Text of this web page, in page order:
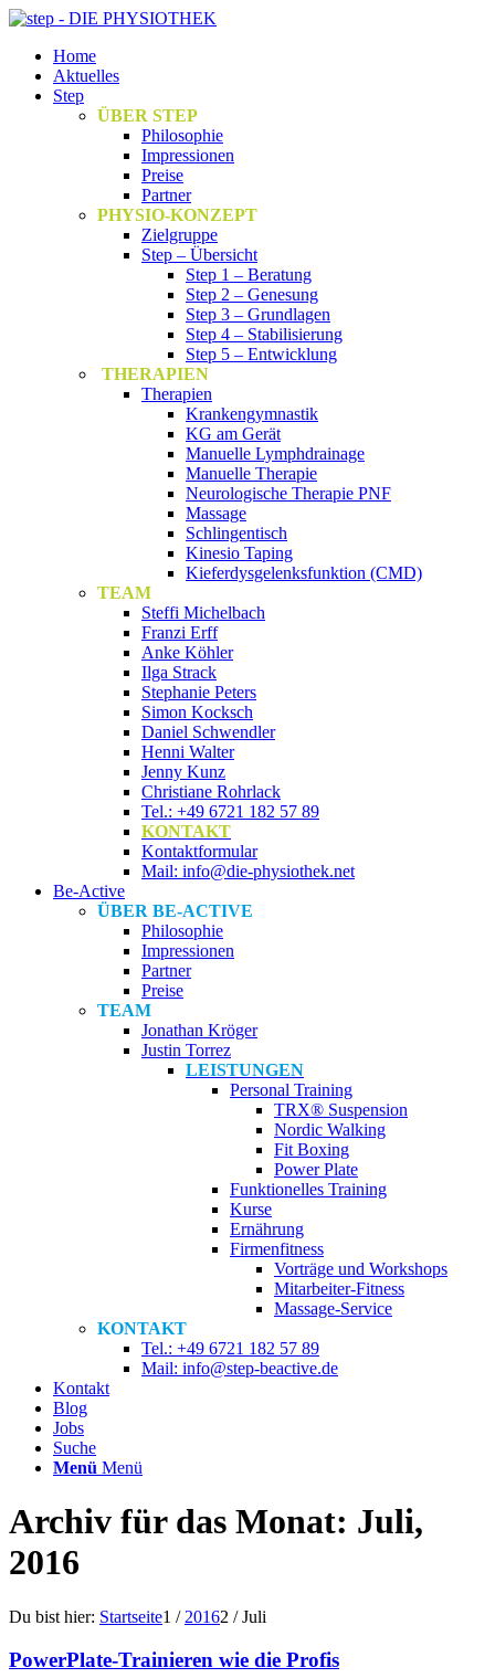
Home
Aktuelles
Step
ÜBER STEP
Philosophie
Impressionen
Preise
Partner
PHYSIO-KONZEPT
Zielgruppe
Step – Übersicht
Step 1 – Beratung
Step 2 – Genesung
Step 3 – Grundlagen
Step 4 – Stabilisierung
Step 5 – Entwicklung
THERAPIEN
Therapien
Krankengymnastik
KG am Gerät
Manuelle Lymphdrainage
Manuelle Therapie
Neurologische Therapie PNF
Massage
Schlingentisch
Kinesio Taping
Kieferdysgelenksfunktion (CMD)
TEAM
Steffi Michelbach
Franzi Erff
Anke Köhler
Ilga Strack
Stephanie Peters
Simon Kocksch
Daniel Schwendler
Henni Walter
Jenny Kunz
Christiane Rohrlack
Tel.: +49 6721 182 57 89
KONTAKT
Kontaktformular
Mail: info@die-physiothek.net
Be-Active
ÜBER BE-ACTIVE
Philosophie
Impressionen
Partner
Preise
TEAM
Jonathan Kröger
Justin Torrez
LEISTUNGEN
Personal Training
TRX® Suspension
Nordic Walking
Fit Boxing
Power Plate
Funktionelles Training
Kurse
Ernährung
Firmenfitness
Vorträge und Workshops
Mitarbeiter-Fitness
Massage-Service
KONTAKT
Tel.: +49 6721 182 57 89
Mail: info@step-beactive.de
Kontakt
Blog
Jobs
Suche
Menü Menü
Archiv für das Monat: Juli,
2016
Du bist hier: Startseite1 / 20162 / Juli
PowerPlate-Trainieren wie die Profis